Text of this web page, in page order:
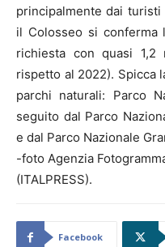
principalmente dai
il Colosseo si conferma
richiesta con quasi
rispetto al 2022). Spicca
parchi naturali: Parco
seguito dal Parco
e dal Parco Nazionale
-foto Agenzia
(ITALPRESS).
Facebook